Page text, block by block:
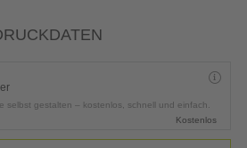
selbst gestalten – kostenlos, schnell und einfach.
Kostenlos